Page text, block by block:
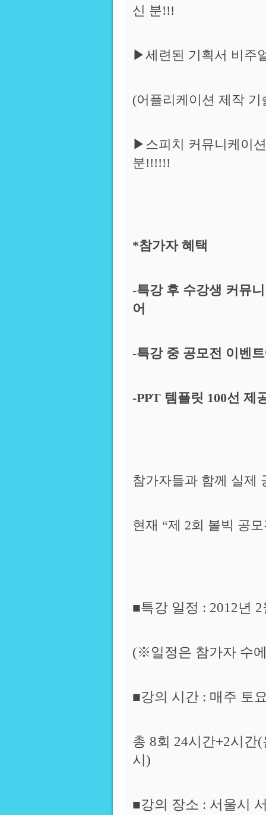
신 분!!!
▶세련된 기획서 비주
(어플리케이션 제작
▶스피치 커뮤니케이
분!!!!!!
*참가자 혜택
-특강 후 수강생 커뮤
어
-특강 중 공모전 이벤
-PPT 템플릿 100선 제
참가자들과 함께 실제
현재 “제 2회 볼빅 공
■특강 일정 : 2012년
(※일정은 참가자 수
■강의 시간 : 매주 토
총 8회 24시간+2시간
시)
■강의 장소 : 서울시